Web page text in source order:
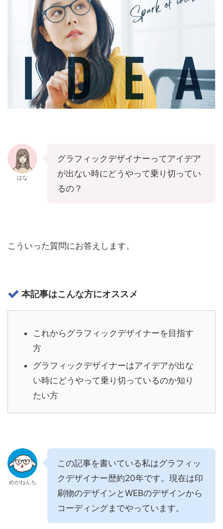
はな
グラフィックデザイナーってアイデア
が出ない時にどうやって乗り切ってい
るの？
こういった質問にお答えします。
本記事はこんな方にオススメ
これからグラフィックデザイナーを目指す
方
グラフィックデザイナーはアイデアが出な
い時にどうやって乗り切っているのか知り
たい方
めがねんち
この記事を書いている私はグラフィッ
クデザイナー歴約20年です。現在は印
刷物のデザインとWEBのデザインから
コーディングまでやっています。